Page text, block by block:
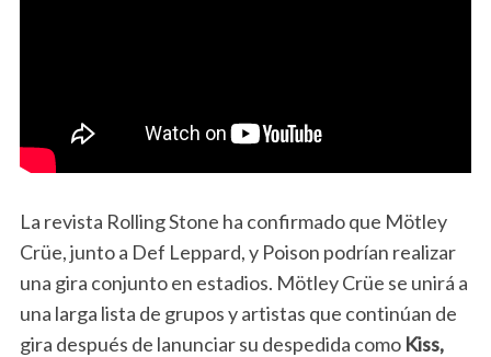
La revista Rolling Stone ha confirmado que Mötley
Crüe, junto a Def Leppard, y Poison podrían realizar
una gira conjunto en estadios. Mötley Crüe se unirá a
una larga lista de grupos y artistas que continúan de
gira después de lanunciar su despedida comoKiss,